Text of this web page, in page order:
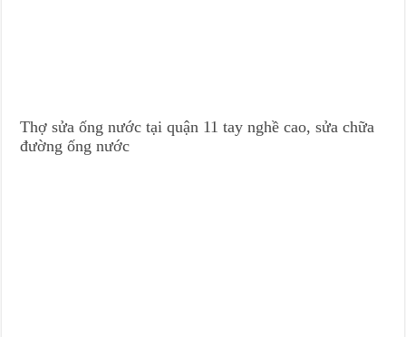
Thợ sửa ống nước tại quận 11 tay nghề cao, sửa chữa
đường ống nước